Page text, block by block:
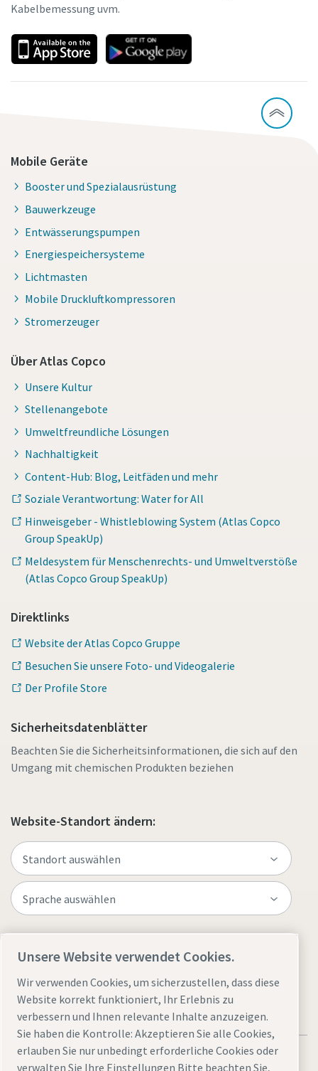
Kabelbemessung uvm.
Mobile Geräte
Booster und Spezialausrüstung
Bauwerkzeuge
Entwässerungspumpen
Energiespeichersysteme
Lichtmasten
Mobile Druckluftkompressoren
Stromerzeuger
Über Atlas Copco
Unsere Kultur
Stellenangebote
Umweltfreundliche Lösungen
Nachhaltigkeit
Content-Hub: Blog, Leitfäden und mehr
Soziale Verantwortung: Water for All
Hinweisgeber - Whistleblowing System (Atlas Copco
Group SpeakUp)
Meldesystem für Menschenrechts- und Umweltverstöße
(Atlas Copco Group SpeakUp)
Direktlinks
Website der Atlas Copco Gruppe
Besuchen Sie unsere Foto- und Videogalerie
Der Profile Store
Sicherheitsdatenblätter
Beachten Sie die Sicherheitsinformationen, die sich auf den
Umgang mit chemischen Produkten beziehen
Website-Standort ändern:
Unsere Website verwendet Cookies.
Wir verwenden Cookies, um sicherzustellen, dass diese
Website korrekt funktioniert, Ihr Erlebnis zu
verbessern und Ihnen relevante Inhalte anzuzeigen.
Sie haben die Kontrolle: Akzeptieren Sie alle Cookies,
erlauben Sie nur unbedingt erforderliche Cookies oder
verwalten Sie Ihre Einstellungen Bitte beachten Sie,